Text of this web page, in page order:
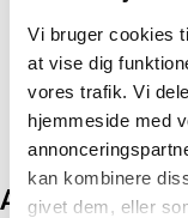
Vi bruger cookies
at vise dig
vores trafik. Vi
hjemmeside med
kan kombinere
givet dem, eller
Producent:
Andre kunder